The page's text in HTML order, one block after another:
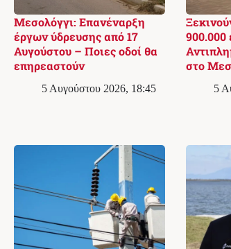
Μεσολόγγι: Επανέναρξη
έργων ύδρευσης από 17
Αυγούστου – Ποιες οδοί θα
επηρεαστούν
5 Αυγούστου 2026, 18:45
900.000
στο
5